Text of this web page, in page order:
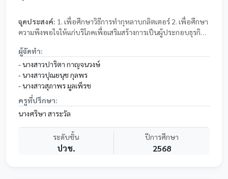
จุดประสงค์:
ความพึงพอใจให้แก่บริโภคเพื่อเสริมสร้างการเป็นผู้ประกอบธุรกิจ
ผู้จัดทำ:
- นางสาวปาริตา กาญจนวงษ์
- นางสาวปุณยนุช กุลพร
- นางสาวสุภาพร มูลเพ็รช
ครูที่ปรึกษา:
นางศริษา สาระวัล
ระดับชั้น
ปวช.
ปีการศึกษา
2568